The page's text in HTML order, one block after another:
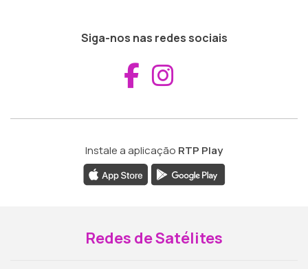
Siga-nos nas redes sociais
Aceder ao
Instale a aplicação RTP Play
Redes de Satélites